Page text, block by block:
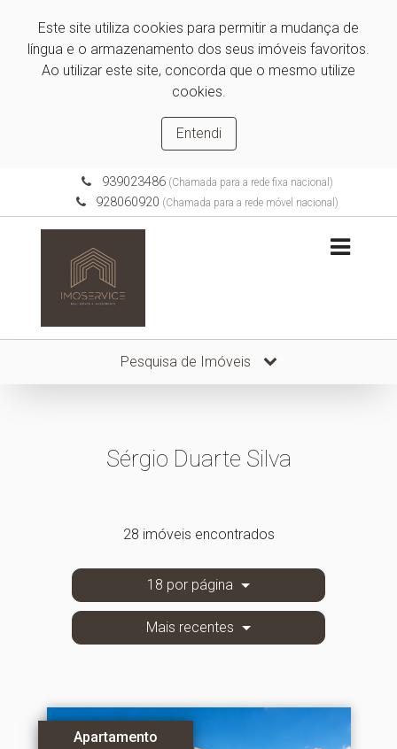
Este site utiliza cookies para permitir a mudança de
língua e o armazenamento dos seus imóveis favoritos.
Ao utilizar este site, concorda que o mesmo utilize
cookies.
Entendi
939023486(Chamada para a rede fixa nacional)
928060920 (Chamada para a rede móvel nacional)
Pesquisa de Imóveis
Sérgio Duarte Silva
28 imóveis encontrados
18 por página
Mais recentes
Apartamento